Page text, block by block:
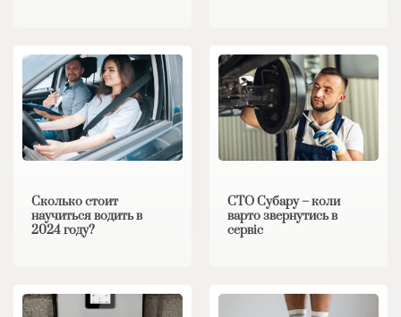
Сколько стоит
научиться водить в
2024 году?
СТО Субару – коли
варто звернутись в
сервіс